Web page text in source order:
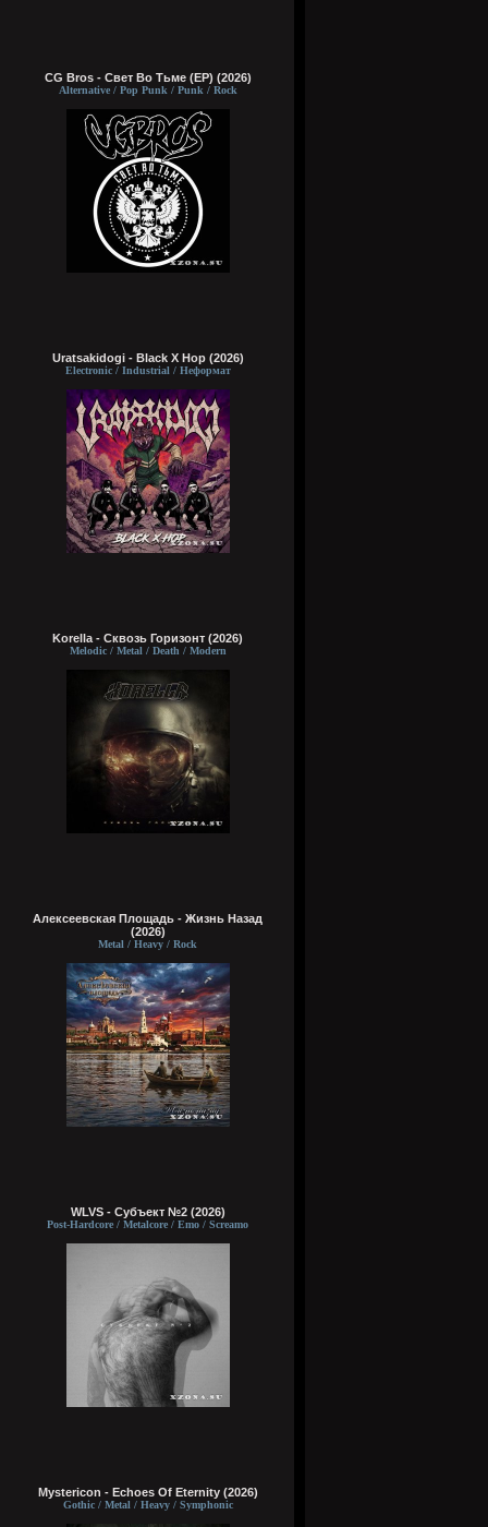
CG Bros - Свет Во Тьме (EP) (2026)
Alternative / Pop Punk / Punk / Rock
Uratsakidogi - Black X Hop (2026)
Electronic / Industrial / Неформат
Korella - Сквозь Горизонт (2026)
Melodic / Metal / Death / Modern
Алексеевская Площадь - Жизнь Назад
(2026)
Metal / Heavy / Rock
WLVS - Субъект №2 (2026)
Post-Hardcore / Metalcore / Emo / Screamo
Mystericon - Echoes Of Eternity (2026)
Gothic / Metal / Heavy / Symphonic